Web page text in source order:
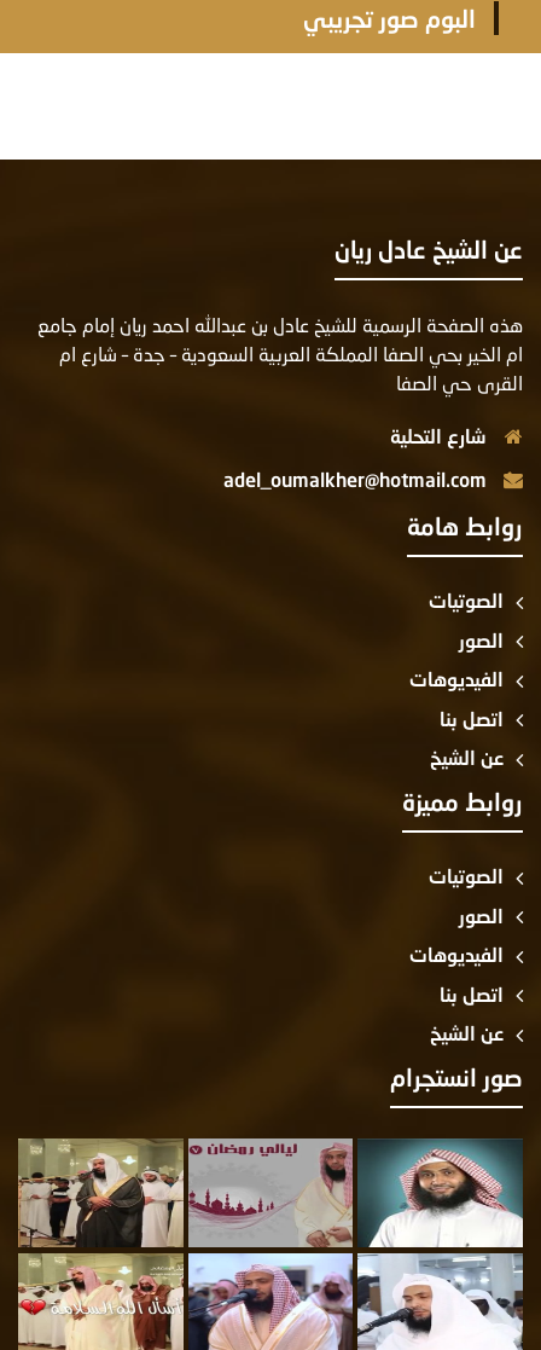
البوم صور تجريبي
عن الشيخ عادل ريان
هذه الصفحة الرسمية للشيخ عادل بن عبدالله احمد ريان إمام جامع
ام الخير بحي الصفا المملكة العربية السعودية – جدة – شارع ام
القرى حي الصفا
شارع التحلية
adel_oumalkher@hotmail.com
روابط هامة
الصوتيات
الصور
الفيديوهات
اتصل بنا
عن الشيخ
روابط مميزة
الصوتيات
الصور
الفيديوهات
اتصل بنا
عن الشيخ
صور انستجرام